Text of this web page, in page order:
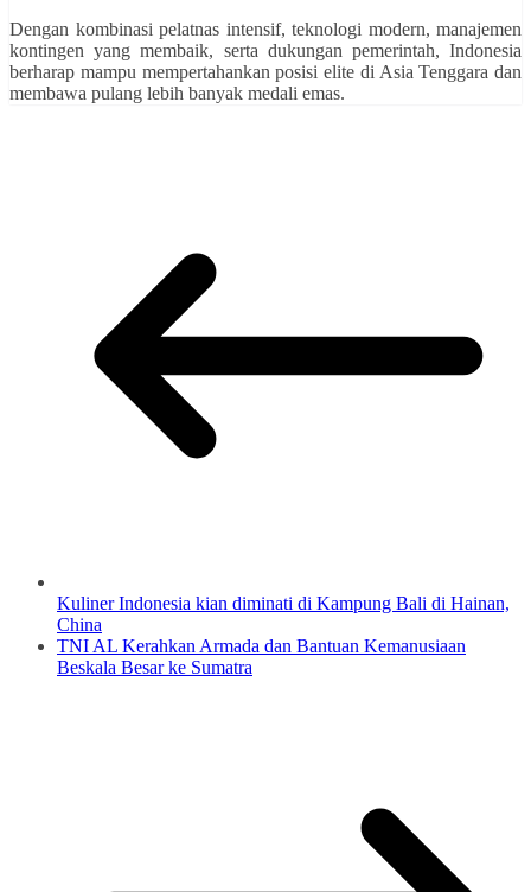
Dengan kombinasi pelatnas intensif, teknologi modern, manajemen
kontingen yang membaik, serta dukungan pemerintah, Indonesia
berharap mampu mempertahankan posisi elite di Asia Tenggara dan
membawa pulang lebih banyak medali emas.
Kuliner Indonesia kian diminati di Kampung Bali di Hainan,
China
TNI AL Kerahkan Armada dan Bantuan Kemanusiaan
Beskala Besar ke Sumatra